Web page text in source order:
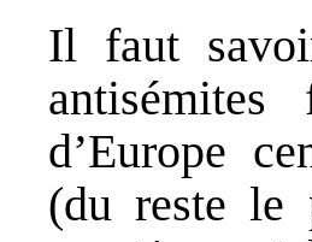
Il faut
d’Europe
(du reste le